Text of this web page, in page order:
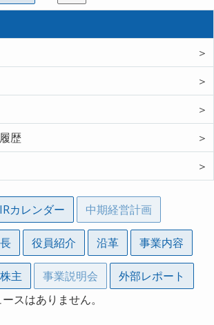
＞
＞
＞
歴
＞
＞
IRカレンダー 中期経営計画
役員紹介 沿革 事業内容
主 事業説明会
外部レポート
スはありません。